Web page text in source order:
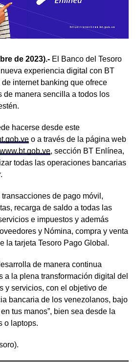
de 2023).- El Banco del Tesoro
experiencia digital con BT
internet banking que ofrece
de manera sencilla a todos los
hacerse desde este
o a través de la página web
www.bt.gob.ve, sección BT Enlínea,
todas las operaciones bancarias
de pago móvil,
recarga de saldo a todas las
e impuestos y además
y Nómina, compra y venta
la tarjeta Tesoro Pago Global.
de manera continua
a la plena transformación digital del
y servicios, con el objetivo de
bancaria de los venezolanos, bajo
tus manos”, bien sea desde la
o laptops.